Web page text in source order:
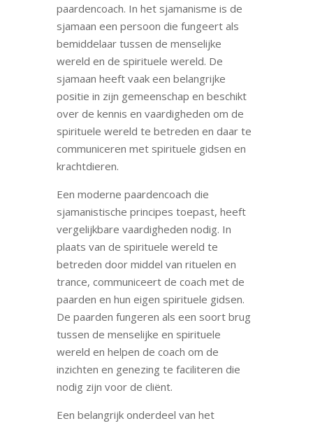
paardencoach. In het sjamanisme is de
sjamaan een persoon die fungeert als
bemiddelaar tussen de menselijke
wereld en de spirituele wereld. De
sjamaan heeft vaak een belangrijke
positie in zijn gemeenschap en beschikt
over de kennis en vaardigheden om de
spirituele wereld te betreden en daar te
communiceren met spirituele gidsen en
krachtdieren.
Een moderne paardencoach die
sjamanistische principes toepast, heeft
vergelijkbare vaardigheden nodig. In
plaats van de spirituele wereld te
betreden door middel van rituelen en
trance, communiceert de coach met de
paarden en hun eigen spirituele gidsen.
De paarden fungeren als een soort brug
tussen de menselijke en spirituele
wereld en helpen de coach om de
inzichten en genezing te faciliteren die
nodig zijn voor de cliënt.
Een belangrijk onderdeel van het